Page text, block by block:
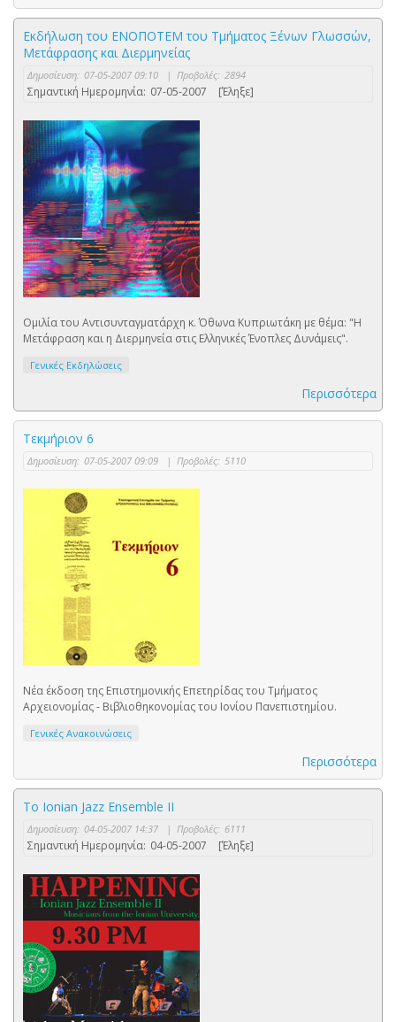
Εκδήλωση του ΕΝΟΠΟΤΕΜ του Τμήματος Ξένων Γλωσσών,
Μετάφρασης και Διερμηνείας
Δημοσίευση: 07-05-2007 09:10 | Προβολές: 2894
Σημαντική Ημερομηνία: 07-05-2007 [Έληξε]
Ομιλία του Αντισυνταγματάρχη κ. Όθωνα Κυπριωτάκη με θέμα: "Η
Μετάφραση και η Διερμηνεία στις Ελληνικές Ένοπλες Δυνάμεις".
Γενικές Εκδηλώσεις
Περισσότερα
Τεκμήριον 6
Δημοσίευση: 07-05-2007 09:09 | Προβολές: 5110
Νέα έκδοση της Επιστημονικής Επετηρίδας του Τμήματος
Αρχειονομίας - Βιβλιοθηκονομίας του Ιονίου Πανεπιστημίου.
Γενικές Ανακοινώσεις
Περισσότερα
Το Ionian Jazz Ensemble II
Δημοσίευση: 04-05-2007 14:37 | Προβολές: 6111
Σημαντική Ημερομηνία: 04-05-2007 [Έληξε]